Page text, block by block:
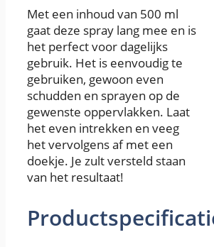
Met een inhoud van 500 ml
gaat deze spray lang mee en is
het perfect voor dagelijks
gebruik. Het is eenvoudig te
gebruiken, gewoon even
schudden en sprayen op de
gewenste oppervlakken. Laat
het even intrekken en veeg
het vervolgens af met een
doekje. Je zult versteld staan ​​
van het resultaat!